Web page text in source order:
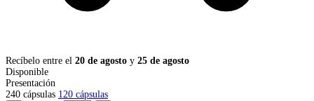
Recíbelo entre el 20 de agosto y 25 de agosto
Disponible
Presentación
240 cápsulas 120 cápsulas